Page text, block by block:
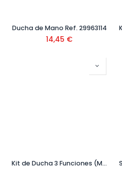
Ducha de Mano Ref. 29963114
14,45 €
Kit de Ducha 3 Funciones (Mango + Flexo + Colgador) Ref. 42001135